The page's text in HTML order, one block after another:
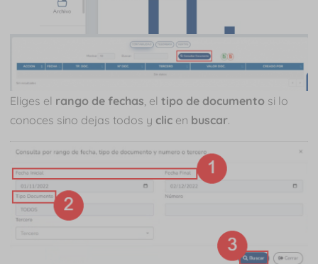
Eliges el rango de fechas , el tipo de documento si lo
conoces sino dejas todos y clic en buscar.